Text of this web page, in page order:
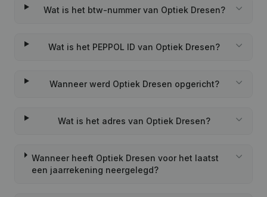
Wat is het btw-nummer van Optiek Dresen?
Wat is het PEPPOL ID van Optiek Dresen?
Wanneer werd Optiek Dresen opgericht?
Wat is het adres van Optiek Dresen?
Wanneer heeft Optiek Dresen voor het laatst
een jaarrekening neergelegd?